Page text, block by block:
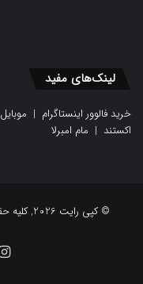
لینک‌های مفید
خرید فالوور اینستاگرام | موبایل
اکستند | مام امبرلا
© کپی رایت 2026, کلیه حقوق محفوظ است |